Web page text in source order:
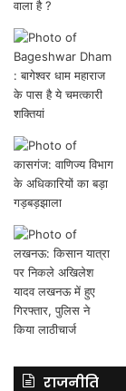
राजनीति